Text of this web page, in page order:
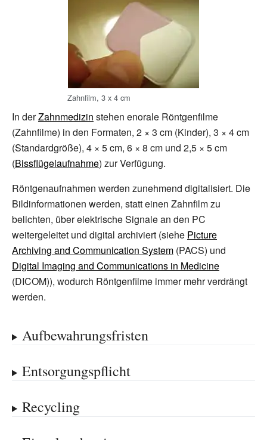
Zahnfilm, 3 x 4 cm
In derZahnmedizin stehen enorale Röntgenfilme
(Zahnfilme) in den Formaten, 2 × 3 cm (Kinder), 3 × 4 cm
(Standardgröße), 4 × 5 cm, 6 × 8 cm und 2,5 × 5 cm
(Bissflügelaufnahme) zur Verfügung.
Röntgenaufnahmen werden zunehmend digitalisiert. Die
Bildinformationen werden, statt einen Zahnfilm zu
belichten, über elektrische Signale an den PC
weitergeleitet und digital archiviert (siehe Picture
Archiving and Communication System (PACS) und
Digital Imaging and Communications in Medicine
(DICOM)), wodurch Röntgenfilme immer mehr verdrängt
werden.
Aufbewahrungsfristen
Entsorgungspflicht
Recycling